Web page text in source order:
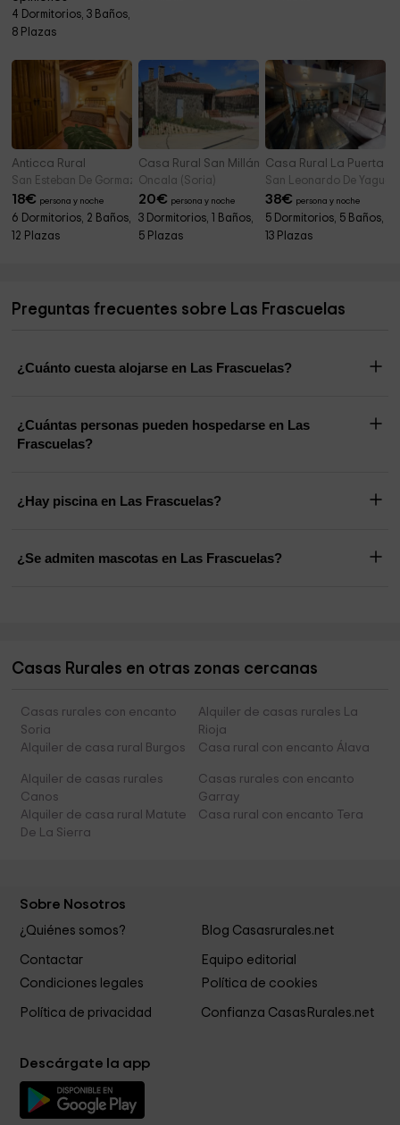
4 Dormitorios, 3 Baños,
8 Plazas
Anticca Rural
San Esteban De Gormaz (Soria)
18€ persona y noche
6 Dormitorios, 2 Baños,
12 Plazas
Casa Rural San Millán
Oncala (Soria)
20€ persona y noche
3 Dormitorios, 1 Baños,
5 Plazas
Casa Rural La Puerta
San Leonardo De Yague
38€ persona y noche
5 Dormitorios, 5 Baños,
13 Plazas
Preguntas frecuentes sobre Las Frascuelas
¿Cuánto cuesta alojarse en Las Frascuelas?
¿Cuántas personas pueden hospedarse en Las
Frascuelas?
¿Hay piscina en Las Frascuelas?
¿Se admiten mascotas en Las Frascuelas?
Casas Rurales en otras zonas cercanas
Casas rurales con encanto
Soria
Alquiler de casas rurales La
Rioja
Alquiler de casa rural Burgos
Casa rural con encanto Álava
Alquiler de casas rurales
Canos
Casas rurales con encanto
Garray
Alquiler de casa rural Matute
De La Sierra
Casa rural con encanto Tera
Sobre Nosotros
¿Quiénes somos? Blog Casasrurales.net
Contactar
Equipo editorial
Condiciones legales
Política de cookies
Política de privacidad Confianza CasasRurales.net
Descárgate la app